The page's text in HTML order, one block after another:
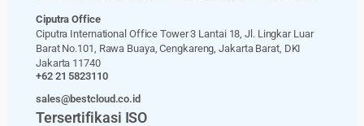
Ciputra Office
Ciputra International Office Tower 3 Lantai 18, Jl. Lingkar Luar
Barat No.101, Rawa Buaya, Cengkareng, Jakarta Barat, DKI
Jakarta 11740
+62 21 5823110
sales@bestcloud.co.id
Tersertifikasi ISO